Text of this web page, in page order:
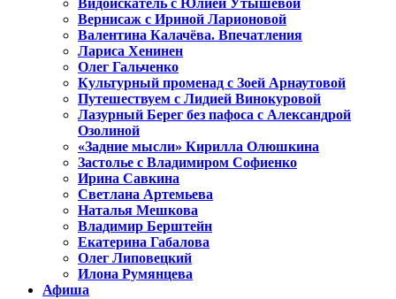
Видоискатель с Юлией Утышевой
Вернисаж с Ириной Ларионовой
Валентина Калачёва. Впечатления
Лариса Хенинен
Олег Гальченко
Культурный променад с Зоей Арнаутовой
Путешествуем с Лидией Винокуровой
Лазурный Берег без пафоса с Александрой
Озолиной
«Задние мысли» Кирилла Олюшкина
Застолье с Владимиром Софиенко
Ирина Савкина
Светлана Артемьева
Наталья Мешкова
Владимир Берштейн
Екатерина Габалова
Олег Липовецкий
Илона Румянцева
Афиша